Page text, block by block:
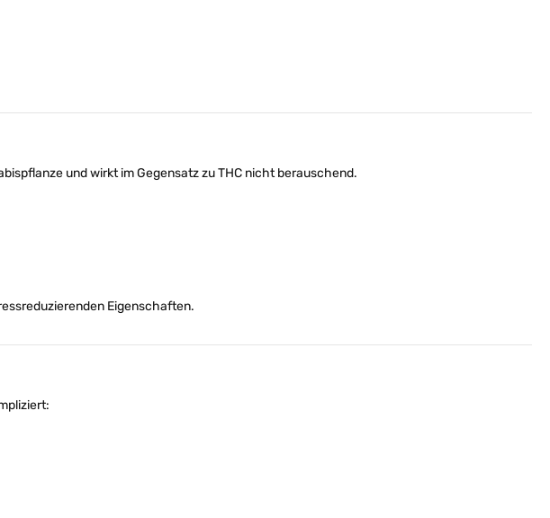
und wirkt im Gegensatz zu THC nicht berauschend.
Eigenschaften.